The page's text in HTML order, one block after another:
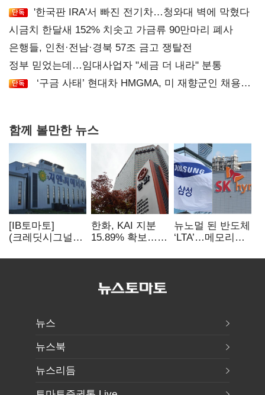
'한국판 IRA'서 빠진 전기차…청와대 벽에 막혔다
시금치 한달새 152% 치솟고 가금류 90만마리 폐사
은행들, 인천·전남·경북 57조 금고 쟁탈전
정부 믿었는데…임대사업자 "세금 더 내라" 분통
‘구금 사태’ 현대차 HMGMA, 미 재향군인 채용
함께 볼만한 뉴스
[IB토마토]
(크레딧시그널)
데이터센터 타고
한화, KAI 지분
15.89% 확보…
신청 예정
뉴노멀 된 반도체
‘LTA’…메모리
54조 선불 계약
뉴스
뉴스북
뉴스리듬